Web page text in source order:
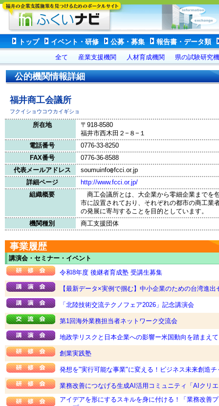
トップ イベント・研修 公募・募集 報告書・データ類
全て 産業支援機関 人材育成機関 県の試験研究
公的機関情報詳細
福井商工会議所
フクイショウコウカイギショ
所在地
〒918-8580
福井市西木田２−８−１
電話番号
0776-33-8250
FAX番号
0776-36-8588
代表メールアドレス
soumuinfo fcci.or.jp
詳細ページ
http://www.fcci.or.jp/
組織概要
商工会議所とは、大企業から零細企業までを
市に設置されており、それぞれの都市の商工業
の発展に寄与することを目的としています。
機関種別
商工支援団体
事業履歴
講演会・セミナー・イベント
令和8年度 後継者育成塾 受講生募集
【最新データ×実例で掴む】中小企業のための台湾進出
「北陸技術交流テクノフェア2026」記念講演会
第1回海外業務担当者ネットワーク交流会
地政学リスクと日本企業への影響ー米国動向を踏まえて
創業実践塾
発想を"実行可能な事業"に変える！ビジネス未来創造チ
業務改善につなげる生成AI活用コミュニティ「AIクリ
アイデアを形にするスキルを身に付ける！「業務改善